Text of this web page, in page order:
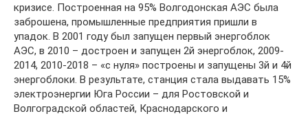
кризисе. Построенная на 95% Волгодонская АЭС была
заброшена, промышленные предприятия пришли в
упадок. В 2001 году был запущен первый энергоблок
АЭС, в 2010 – достроен и запущен 2й энергоблок, 2009-
2014, 2010-2018 – «с нуля» построены и запущены 3й и 4й
энергоблоки. В результате, станция стала выдавать 15%
электроэнергии Юга России – для Ростовской и
Волгоградской областей, Краснодарского и